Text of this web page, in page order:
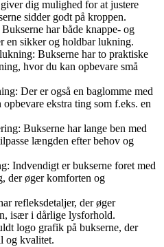
dig mulighed for at justere
sidder godt på kroppen.
har både knappe- og
en sikker og holdbar lukning.
Bukserne har to praktiske
hvor du kan opbevare små
Der er også en baglomme med
ekstra ting som f.eks. en
Bukserne har lange ben med
længden efter behov og
Indvendigt er bukserne foret med
der øger komforten og
refleksdetaljer, der øger
især i dårlige lysforhold.
logo grafik på bukserne, der
og kvalitet.